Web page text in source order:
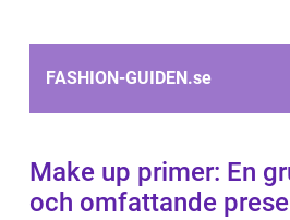
FASHION-GUIDEN.se
Make up primer: En
och omfattande